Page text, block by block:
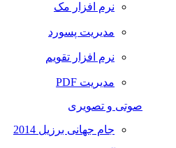
نرم افزار مک
مدیریت پسورد
نرم افزار تقویم
مدیریت PDF
صوتی و تصویری
جام جهانی برزیل 2014